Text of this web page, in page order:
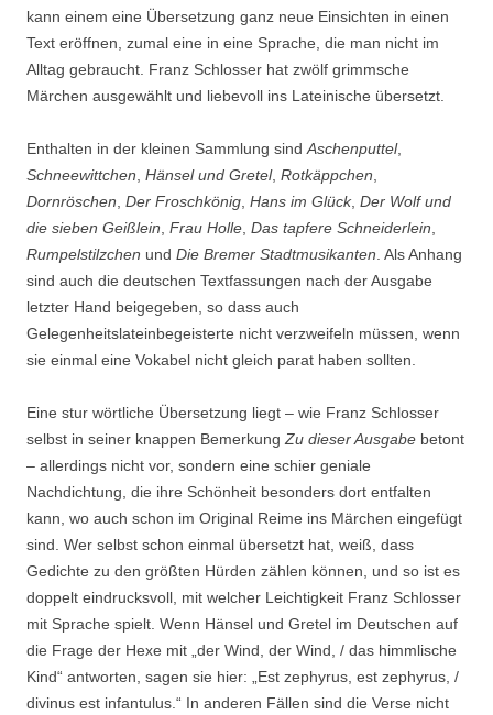
kann einem eine Übersetzung ganz neue Einsichten in einen
Text eröffnen, zumal eine in eine Sprache, die man nicht im
Alltag gebraucht. Franz Schlosser hat zwölf grimmsche
Märchen ausgewählt und liebevoll ins Lateinische übersetzt.
Enthalten in der kleinen Sammlung sind Aschenputtel,
Schneewittchen Hänsel und Gretel, Rotkäppchen
Dornröschen Der Froschkönig Hans im Glück, Der Wolf und
die sieben Geißlein Frau Holle Das tapfere Schneiderlein
Rumpelstilzchen und Die Bremer Stadtmusikanten . Als Anhang
sind auch die deutschen Textfassungen nach der Ausgabe
letzter Hand beigegeben, so dass auch
Gelegenheitslateinbegeisterte nicht verzweifeln müssen, wenn
sie einmal eine Vokabel nicht gleich parat haben sollten.
Eine stur wörtliche Übersetzung liegt – wie Franz Schlosser
selbst in seiner knappen Bemerkung Zu dieser Ausgabe betont
– allerdings nicht vor, sondern eine schier geniale
Nachdichtung, die ihre Schönheit besonders dort entfalten
kann, wo auch schon im Original Reime ins Märchen eingefügt
sind. Wer selbst schon einmal übersetzt hat, weiß, dass
Gedichte zu den größten Hürden zählen können, und so ist es
doppelt eindrucksvoll, mit welcher Leichtigkeit Franz Schlosser
mit Sprache spielt. Wenn Hänsel und Gretel im Deutschen auf
die Frage der Hexe mit „der Wind, der Wind, / das himmlische
Kind“ antworten, sagen sie hier: „Est zephyrus, est zephyrus, /
divinus est infantulus.“ In anderen Fällen sind die Verse nicht